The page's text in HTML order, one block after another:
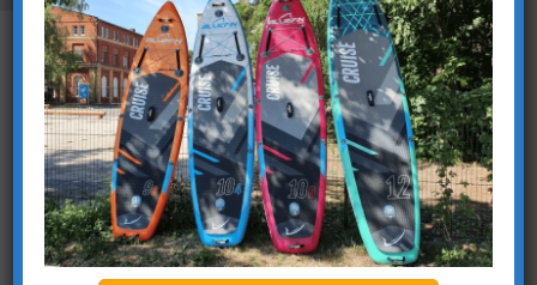
Blog
Die 17 schönsten Seen in Bayern (mit Fotos)
Zuletzt aktualisiert am 12. Dezember 2023
Bayern ist berühmt für seine malerischen
Bergseen.
Entdecke die schönsten natürlichen Juwelen!
Das sind die schönsten Seen in Bayern: